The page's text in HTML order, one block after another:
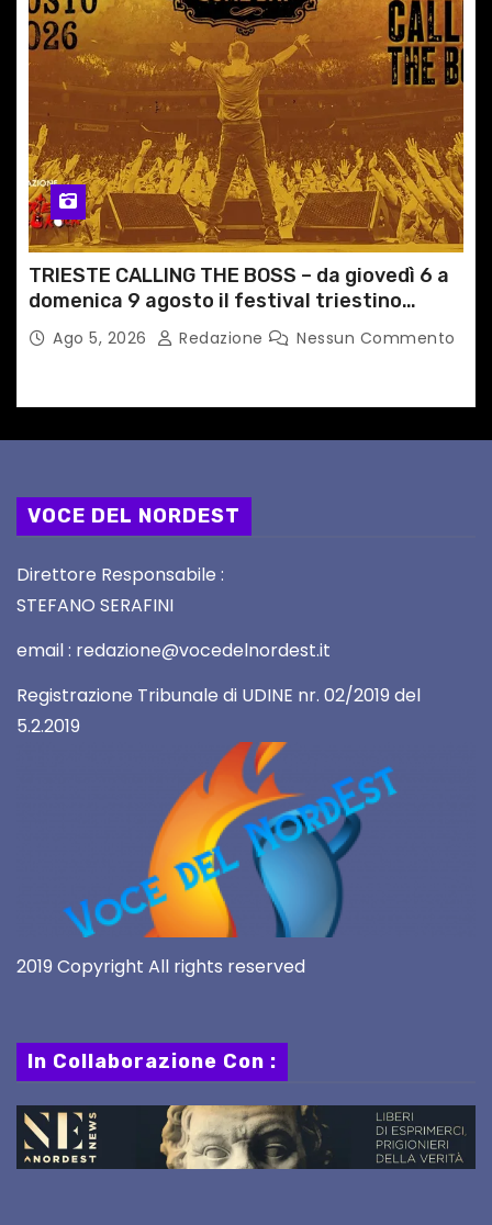
TRIESTE CALLING THE BOSS – da giovedì 6 a
domenica 9 agosto il festival triestino
dedicato a Springsteen
Ago 5, 2026 Redazione Nessun Commento
VOCE DEL NORDEST
Direttore Responsabile :
STEFANO SERAFINI
email : redazione@vocedelnordest.it
Registrazione Tribunale di UDINE nr. 02/2019 del
5.2.2019
2019 Copyright All rights reserved
In Collaborazione Con :